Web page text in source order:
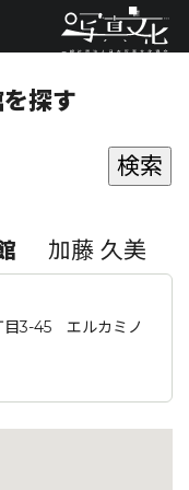
探す
加藤 久美
目3-45 エルカミノ